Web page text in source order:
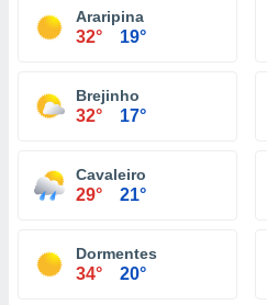
Araripina
32° 19°
Brejinho
32° 17°
Cavaleiro
29° 21°
Dormentes
34° 20°